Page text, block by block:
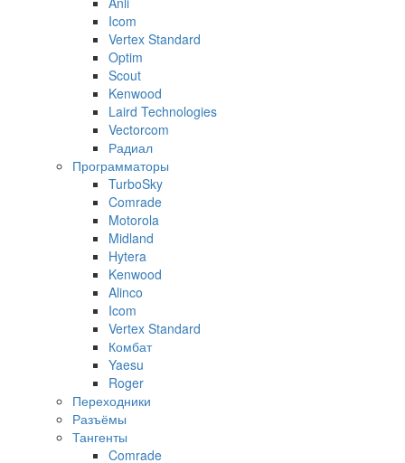
Icom
Vertex Standard
Optim
Scout
Kenwood
Laird Technologies
Vectorcom
Радиал
Программаторы
TurboSky
Comrade
Motorola
Midland
Hytera
Kenwood
Alinco
Icom
Vertex Standard
Комбат
Yaesu
Roger
Переходники
Разъёмы
Тангенты
Comrade